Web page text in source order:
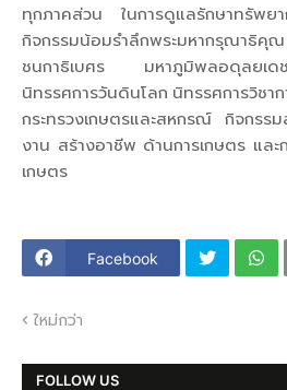
ทุกภาคส่วน ในการดูแลรักษาทรัพ
กิจกรรมน้อมรำลึกพระมหากรุณาธิคุ
ชนกาธิเบศร มหาภูมิพลอดุลยเด
นิทรรศการวันดินโลก นิทรรศการวิชา
กระทรวงเกษตรและสหกรณ์ กิจกรร
งาน สร้างอาชีพ ด้านการเกษตร แล
เกษตร
Facebook
ใหม่กว่า
FOLLOW US